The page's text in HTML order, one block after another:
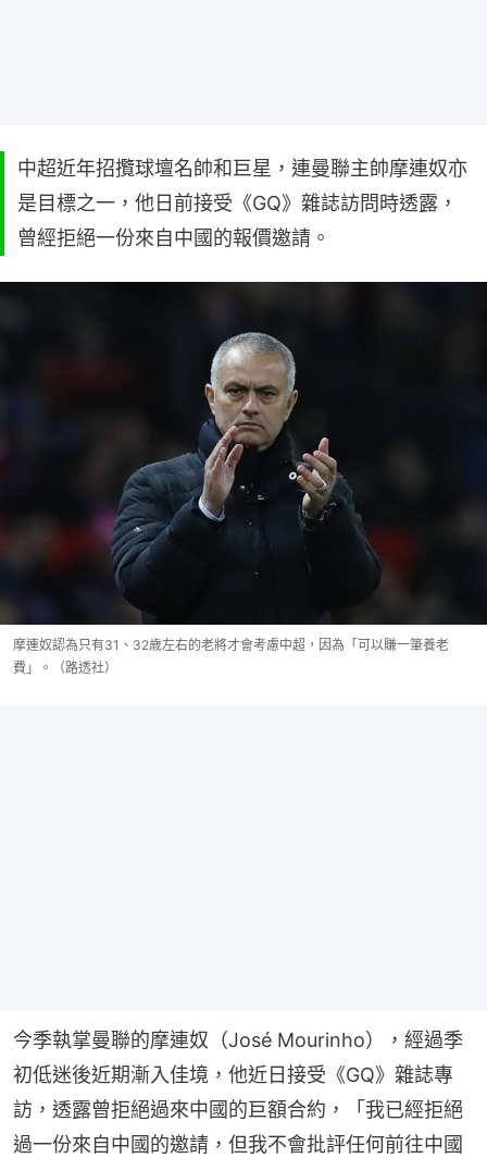
中超近年招攬球壇名帥和巨星，連曼聯主帥摩連奴亦
是目標之一，他日前接受《GQ》雜誌訪問時透露，
曾經拒絕一份來自中國的報價邀請。
摩連奴認為只有31、32歲左右的老將才會考慮中超，因為「可以賺一筆養老
費」。（路透社）
今季執掌曼聯的摩連奴（José Mourinho），經過季
初低迷後近期漸入佳境，他近日接受《GQ》雜誌專
訪，透露曾拒絕過來中國的巨額合約，「我已經拒絕
過一份來自中國的邀請，但我不會批評任何前往中國